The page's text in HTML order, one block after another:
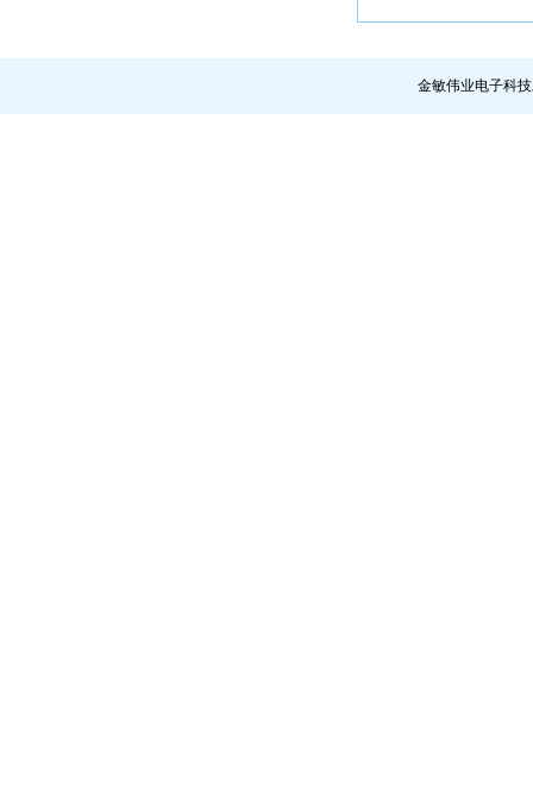
金敏伟业电子科